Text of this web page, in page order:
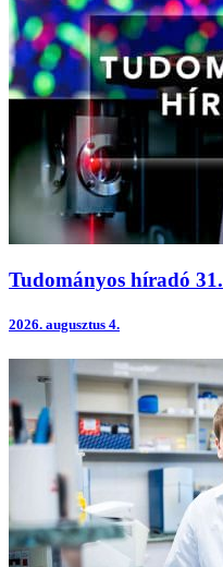
Tudományos híradó 31.
2026. augusztus 4.